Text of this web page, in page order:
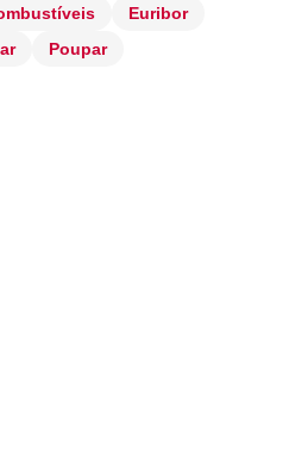
Euribor
Poupar